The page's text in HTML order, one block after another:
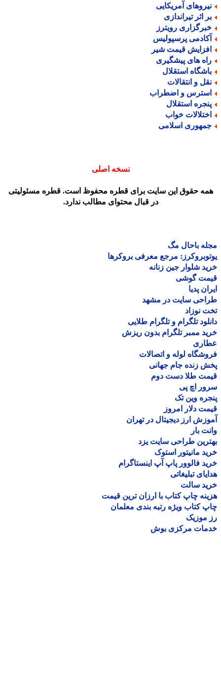
آمریکایی
اثر تیراندازی
رویترز
پرسپولیس
قیمت شیر
های پیشگیری
استقلال
و انتقالات
و اضطراب
استقلال
خواب
اسلامی
نسخه اصلی
حقوق این سایت برای قطره محفوظ است. قطره مسئولیتی
در قبال محتوای مطالب ندارد.
باحال مگ
مرجع معرفی بروکرها
شلوار جین زنانه
گوشی
پدیا
سایت در مشهد
نوزاد
تلگرام و تلگرام طلایی
ممبر تلگرام بدون ریزش
لوله و اتصالات
زنده جام جهانی
طلا دست دوم
اچ پی
وین تک
دلار امروز
ارز دیجیتال در تهران
بار
طراحی سایت یزد
مانیتور استوک
فالوور پاپ آپ اینستاگرام
تبلیغاتی
سالت
چاپ کتاب با ارزان ترین قیمت
کتاب ویژه رتبه بندی معلمان
موزیک
مرکزی بوش